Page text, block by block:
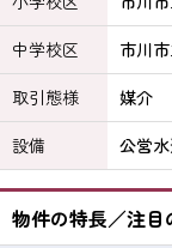
中学校区
市川市
取引態様
媒介
設備
公営
物件の特長／注目